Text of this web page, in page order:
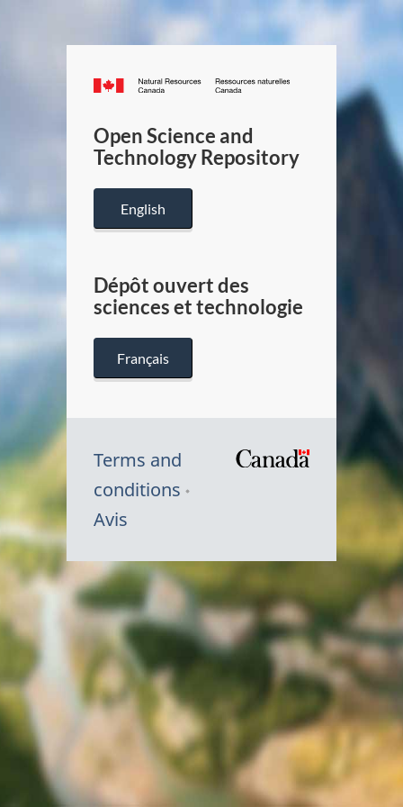
Canada.ca
/
Canada
Open Science and
Technology Repository
English
Dépôt ouvert des
sciences et technologie
Français
Terms and
conditions
Avis
Canada